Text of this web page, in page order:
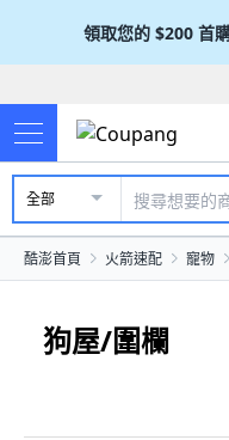
領取您的 $200 首
全部
酷澎首頁 火箭速配 寵物
狗屋/圍欄